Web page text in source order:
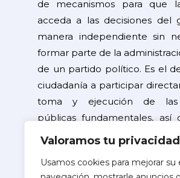
Valoramos tu privacidad
Usamos cookies para mejorar su
de mecanismos para que
acceda a las decisiones del
manera independiente sin
formar parte de la
de un partido político. Es el
ciudadanía a participar
toma y ejecución de las
públicas fundamentales, así
resolución de problemas